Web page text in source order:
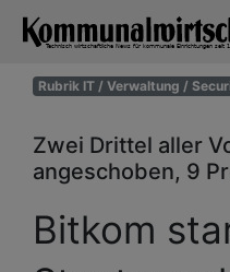
Rubrik IT / Verwaltung /
Zwei Drittel aller
angeschoben, 9
Bitkom